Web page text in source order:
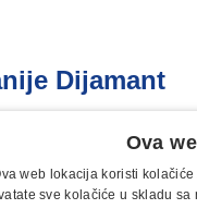
Dijamant
Ova
web lokacija koristi
sve kolačiće u skladu sa